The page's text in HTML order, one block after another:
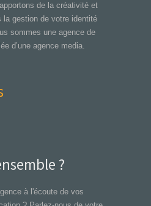
de la créativité et
la gestion de votre identité
sommes une agence de
d’une agence media.
?
à l'écoute de vos